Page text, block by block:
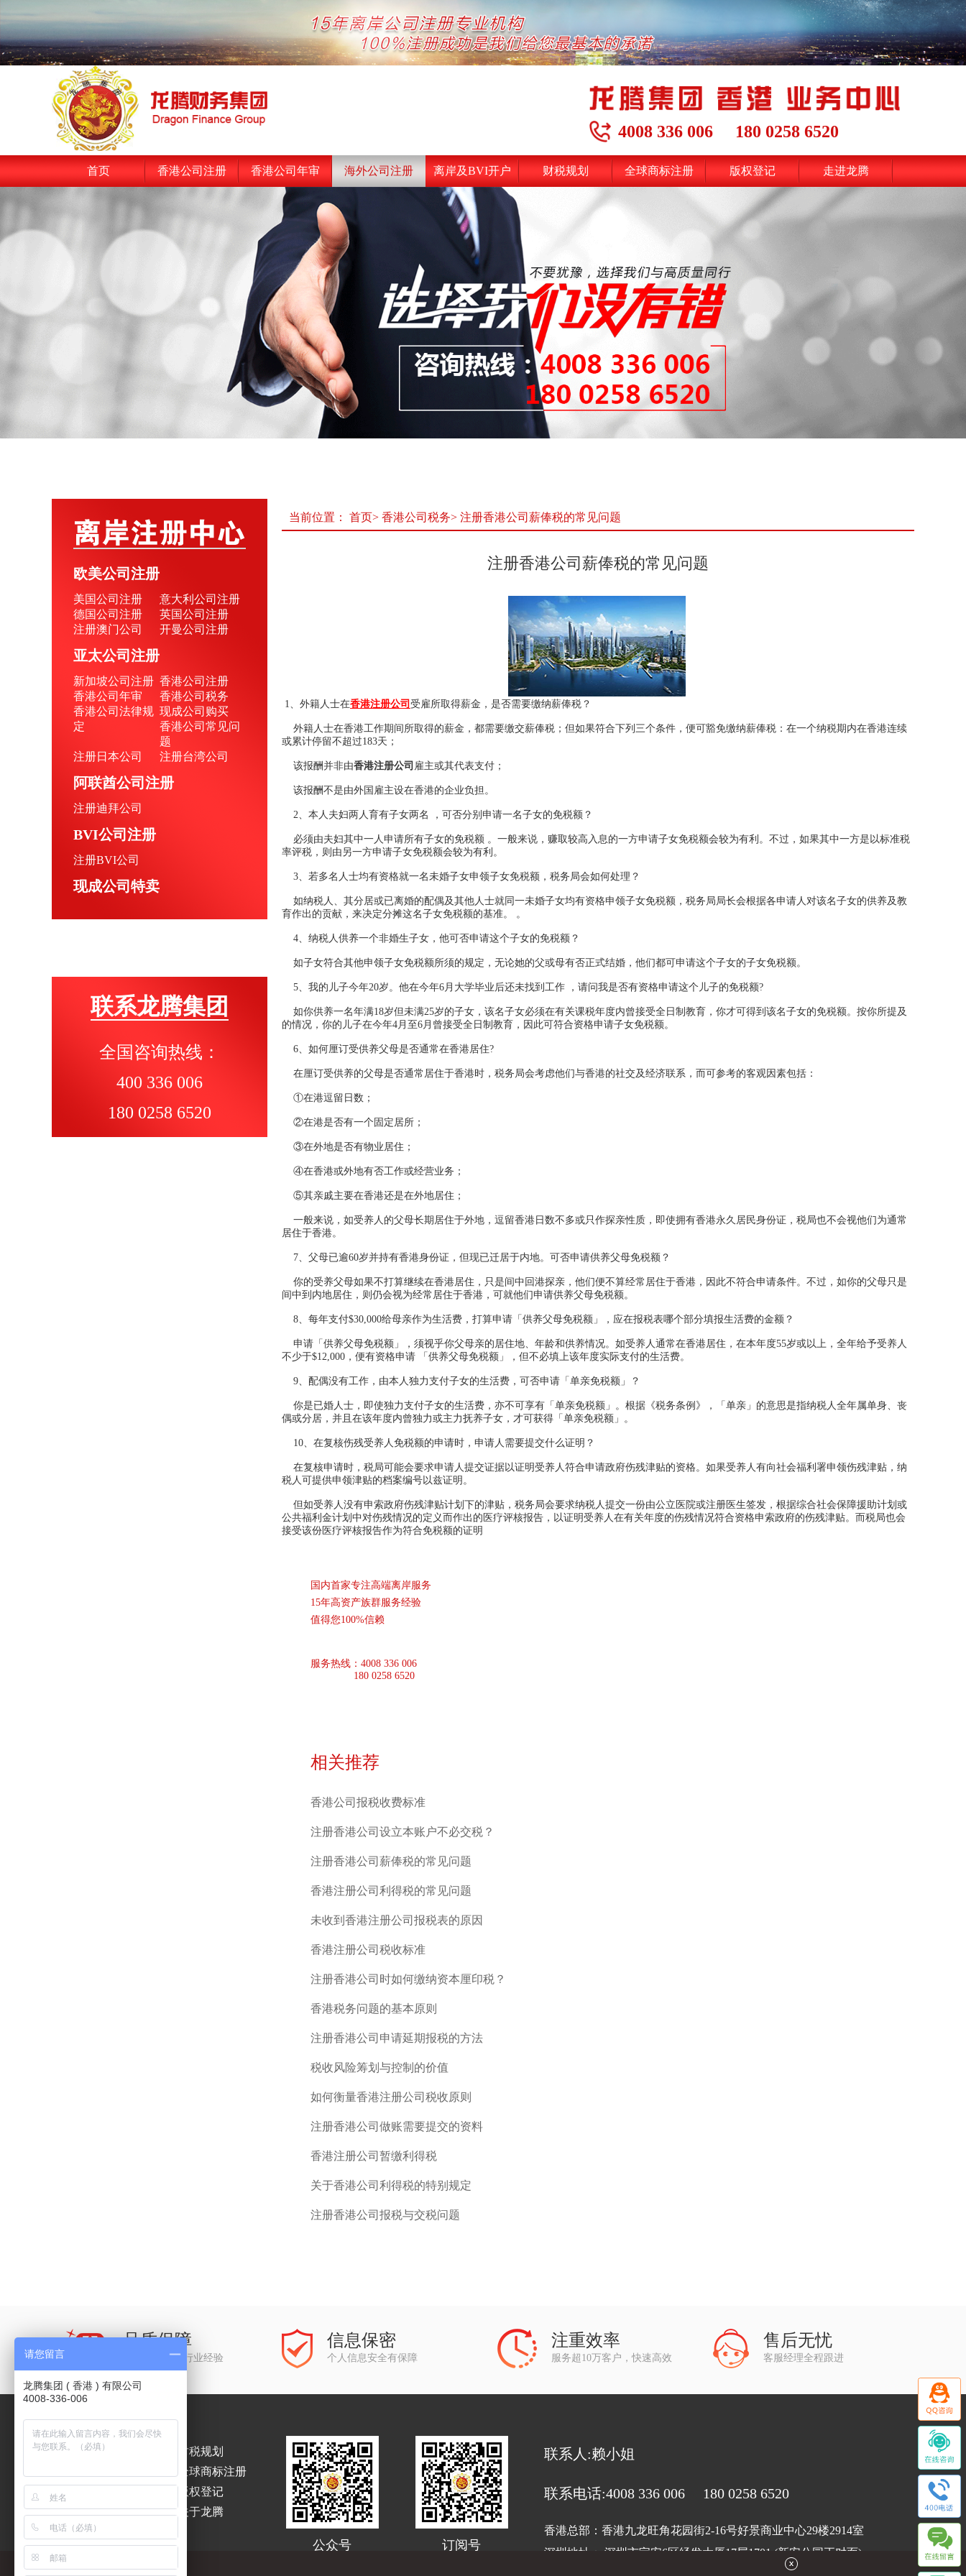
4008 336 006 180 0258 6520
首页 香港公司注册 香港公司年审 海外公司注册 离岸及BVI开户 财税规划 全球商标注册 版权登记 走进龙腾
欧美公司注册
美国公司注册
意大利公司注册
德国公司注册
英国公司注册
注册澳门公司
开曼公司注册
亚太公司注册
新加坡公司注册 香港公司注册
香港公司年审
香港公司税务
香港公司法律规
定
现成公司购买
香港公司常见问
题
注册日本公司
注册台湾公司
阿联酋公司注册
注册迪拜公司
BVI公司注册
注册BVI公司
现成公司特卖
联系龙腾集团
全国咨询热线：
400 336 006
180 0258 6520
当前位置： 首页> 香港公司税务> 注册香港公司薪俸税的常见问题
注册香港公司薪俸税的常见问题
1、外籍人士在香港注册公司 受雇所取得薪金，是否需要缴纳薪俸税？
外籍人士在香港工作期间所取得的薪金，都需要缴交薪俸税；但如果符合下列三个条件，便可豁免缴纳薪俸税：在一个纳税期内在香港连续
或累计停留不超过183天；
该报酬并非由香港注册公司 雇主或其代表支付；
该报酬不是由外国雇主设在香港的企业负担。
2、本人夫妇两人育有子女两名 ，可否分别申请一名子女的免税额？
必须由夫妇其中一人申请所有子女的免税额 。一般来说，赚取较高入息的一方申请子女免税额会较为有利。不过，如果其中一方是以标准税
率评税，则由另一方申请子女免税额会较为有利。
3、若多名人士均有资格就一名未婚子女申领子女免税额，税务局会如何处理？
如纳税人、其分居或已离婚的配偶及其他人士就同一未婚子女均有资格申领子女免税额，税务局局长会根据各申请人对该名子女的供养及教
育作出的贡献，来决定分摊这名子女免税额的基准。 。
4、纳税人供养一个非婚生子女，他可否申请这个子女的免税额？
如子女符合其他申领子女免税额所须的规定，无论她的父或母有否正式结婚，他们都可申请这个子女的子女免税额。
5、我的儿子今年20岁。他在今年6月大学毕业后还未找到工作 ，请问我是否有资格申请这个儿子的免税额?
如你供养一名年满18岁但未满25岁的子女，该名子女必须在有关课税年度内曾接受全日制教育，你才可得到该名子女的免税额。按你所提及
的情况，你的儿子在今年4月至6月曾接受全日制教育，因此可符合资格申请子女免税额。
6、如何厘订受供养父母是否通常在香港居住?
在厘订受供养的父母是否通常居住于香港时，税务局会考虑他们与香港的社交及经济联系，而可参考的客观因素包括：
①在港逗留日数；
②在港是否有一个固定居所；
③在外地是否有物业居住；
④在香港或外地有否工作或经营业务；
⑤其亲戚主要在香港还是在外地居住；
一般来说，如受养人的父母长期居住于外地，逗留香港日数不多或只作探亲性质，即使拥有香港永久居民身份证，税局也不会视他们为通常
居住于香港。
7、父母已逾60岁并持有香港身份证，但现已迁居于内地。可否申请供养父母免税额？
你的受养父母如果不打算继续在香港居住，只是间中回港探亲，他们便不算经常居住于香港，因此不符合申请条件。不过，如你的父母只是
间中到内地居住，则仍会视为经常居住于香港，可就他们申请供养父母免税额。
8、每年支付$30,000给母亲作为生活费，打算申请「供养父母免税额」，应在报税表哪个部分填报生活费的金额？
申请「供养父母免税额」，须视乎你父母亲的居住地、年龄和供养情况。如受养人通常在香港居住，在本年度55岁或以上，全年给予受养人
不少于$12,000，便有资格申请 「供养父母免税额」，但不必填上该年度实际支付的生活费。
9、配偶没有工作，由本人独力支付子女的生活费，可否申请「单亲免税额」？
你是已婚人士，即使独力支付子女的生活费，亦不可享有「单亲免税额」。根据《税务条例》，「单亲」的意思是指纳税人全年属单身、丧
偶或分居，并且在该年度内曾独力或主力抚养子女，才可获得「单亲免税额」。
10、在复核伤残受养人免税额的申请时，申请人需要提交什么证明？
在复核申请时，税局可能会要求申请人提交证据以证明受养人符合申请政府伤残津贴的资格。如果受养人有向社会福利署申领伤残津贴，纳
税人可提供申领津贴的档案编号以兹证明。
但如受养人没有申索政府伤残津贴计划下的津贴，税务局会要求纳税人提交一份由公立医院或注册医生签发，根据综合社会保障援助计划或
公共福利金计划中对伤残情况的定义而作出的医疗评核报告，以证明受养人在有关年度的伤残情况符合资格申索政府的伤残津贴。而税局也会
接受该份医疗评核报告作为符合免税额的证明
国内首家专注高端离岸服务
15年高资产族群服务经验
值得您100%信赖
服务热线： 4008 336 006
180 0258 6520
相关推荐
香港公司报税收费标准
注册香港公司设立本账户不必交税？
注册香港公司薪俸税的常见问题
香港注册公司利得税的常见问题
未收到香港注册公司报税表的原因
香港注册公司税收标准
注册香港公司时如何缴纳资本厘印税？
香港税务问题的基本原则
注册香港公司申请延期报税的方法
税收风险筹划与控制的价值
如何衡量香港注册公司税收原则
注册香港公司做账需要提交的资料
香港注册公司暂缴利得税
关于香港公司利得税的特别规定
注册香港公司报税与交税问题
品质保障
公司经历15年行业经验
信息保密
个人信息安全有保障
注重效率
服务超10万客户，快速高效
售后无忧
客服经理全程跟进
香港公司注册
银行开户
财税规划
全球商标注册
版权登记
关于龙腾
公众号 订阅号
联系人:赖小姐
联系电话:4008 336 006 180 0258 6520
香港总部：香港九龙旺角花园街2-16号好景商业中心29楼2914室
深圳地址： 深圳市宝安6区经发大厦17层1701 (新安公园正对面)
请您留言
龙腾集团 ( 香港 ) 有限公司
4008-336-006